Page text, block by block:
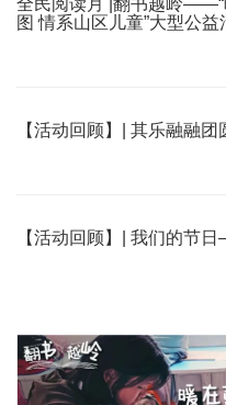
全民阅读月 |翻书越岭——“
图 情系山区儿童”大型公益
【活动回顾】| 其乐融融
【活动回顾】| 我们的节